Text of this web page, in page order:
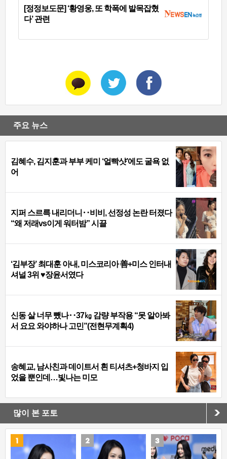
[정정보도문] ‘황영웅, 또 학폭에 발목잡혔
다’ 관련
주요 뉴스
김혜수, 김지훈과 부부 케미 ‘얼빡샷’에도 굴욕 없
어
지퍼 스르륵 내리더니‥비비, 선정성 논란 터졌다
“왜 저래vs이게 워터밤” 시끌
‘김부장’ 최대훈 아내, 미스코리아 善+미스 인터내
셔널 3위 ♥장윤서였다
신동 살 너무 뺐나‥37㎏ 감량 부작용 “못 알아봐
서 요요 와야하나 고민”(전현무계획4)
송혜교, 남사친과 데이트서 흰 티셔츠+청바지 입
었을 뿐인데…빛나는 미모
많이 본 포토